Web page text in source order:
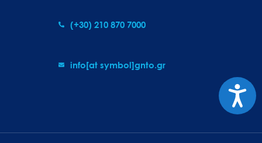
(+30) 210 870 7000
info[at symbol]gnto.gr